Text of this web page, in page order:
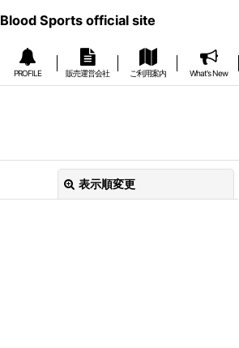
Blood Sports official site
PROFILE 販売運営会社 ご利用案内 What's New
表示順変更